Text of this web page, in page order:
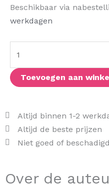
Beschikbaar via
werkdagen
Excuse
Me
Ugly
Cry
aantal
Toevoegen aan
Altijd binnen 1-2
Altijd de beste prijzen
Niet goed of
Over de